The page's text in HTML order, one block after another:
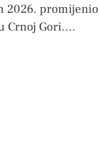
2026. promijenio
Crnoj Gori.